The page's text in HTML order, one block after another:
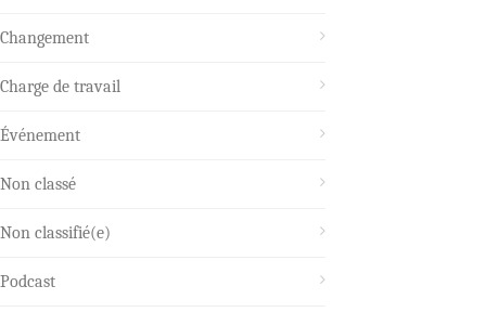
Changement
Charge de travail
Événement
Non classé
Non classifié(e)
Podcast